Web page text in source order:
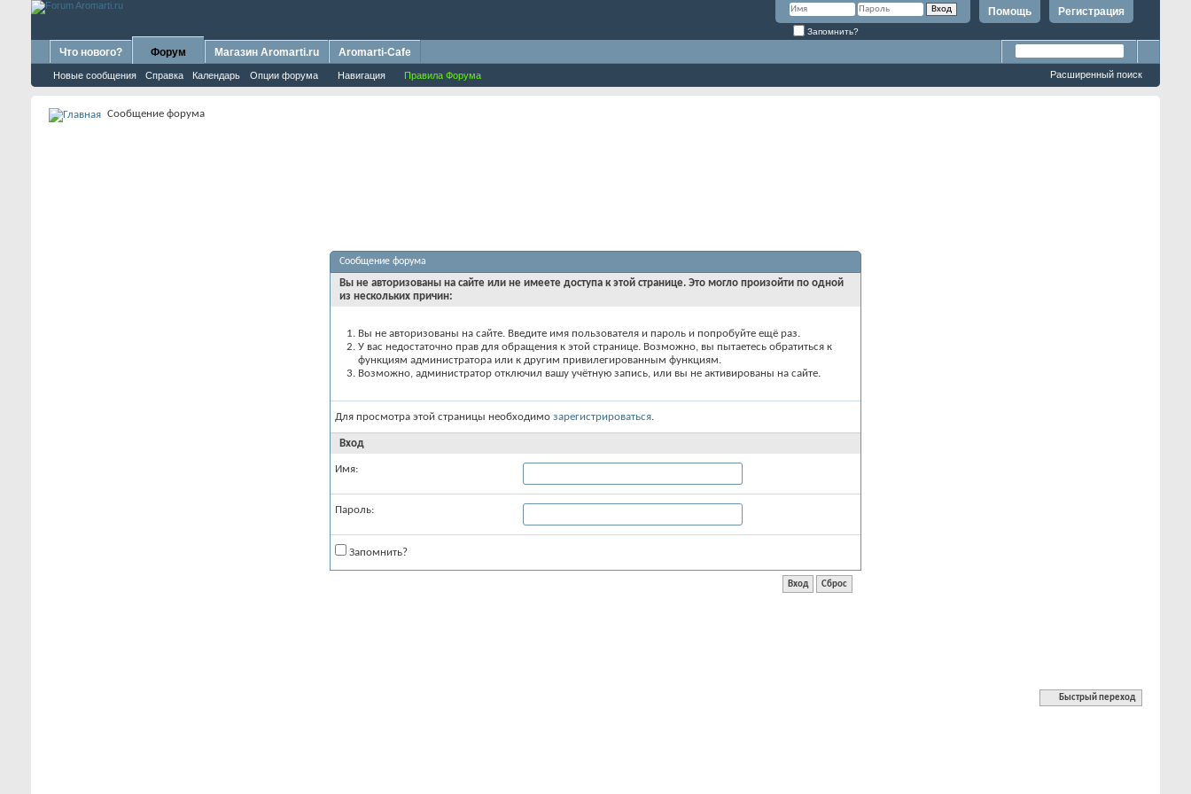
Регистрация
Помощь
Запомнить?
Что нового? Форум
Новые сообщения Справка Календарь Опции форума Навигация Правила Форума
Магазин Aromarti.ru Aromarti-Cafe
Расширенный поиск
Сообщение форума
Сообщение форума
Вы не авторизованы на сайте или не имеете доступа к этой странице. Это могло произойти по одной
из нескольких причин:
Вы не авторизованы на сайте. Введите имя пользователя и пароль и попробуйте ещё раз.
У вас недостаточно прав для обращения к этой странице. Возможно, вы пытаетесь обратиться к
функциям администратора или к другим привилегированным функциям.
Возможно, администратор отключил вашу учётную запись, или вы не активированы на сайте.
Для просмотра этой страницы необходимо зарегистрироваться.
Вход
Имя:
Пароль:
Запомнить?
Быстрый переход